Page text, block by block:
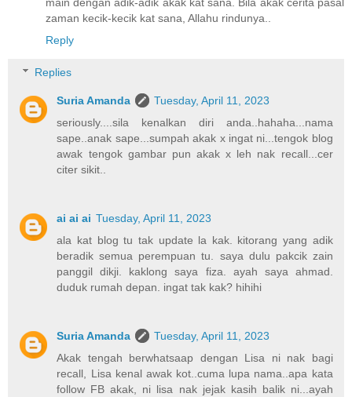
zaman kecik-kecik kat sana, Allahu rindunya..
Reply
Replies
Suria Amanda
Tuesday, April 11, 2023
seriously....sila kenalkan diri anda..hahaha...nama
sape..anak sape...sumpah akak x ingat ni...tengok blog
awak tengok gambar pun akak x leh nak recall...cer
citer sikit..
ai ai ai Tuesday, April 11, 2023
ala kat blog tu tak update la kak. kitorang yang adik
beradik semua perempuan tu. saya dulu pakcik zain
panggil dikji. kaklong saya fiza. ayah saya ahmad.
duduk rumah depan. ingat tak kak? hihihi
Suria Amanda
Tuesday, April 11, 2023
Akak tengah berwhatsaap dengan Lisa ni nak bagi
recall, Lisa kenal awak kot..cuma lupa nama..apa kata
follow FB akak, ni lisa nak jejak kasih balik ni...ayah